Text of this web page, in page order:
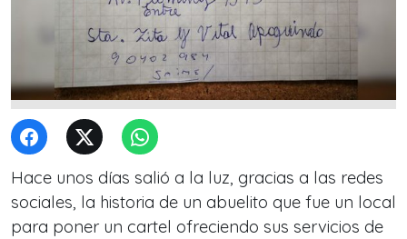
Hace unos días salió a la luz, gracias a las redes
sociales, la historia de un abuelito que fue un local
para poner un cartel ofreciendo sus servicios de